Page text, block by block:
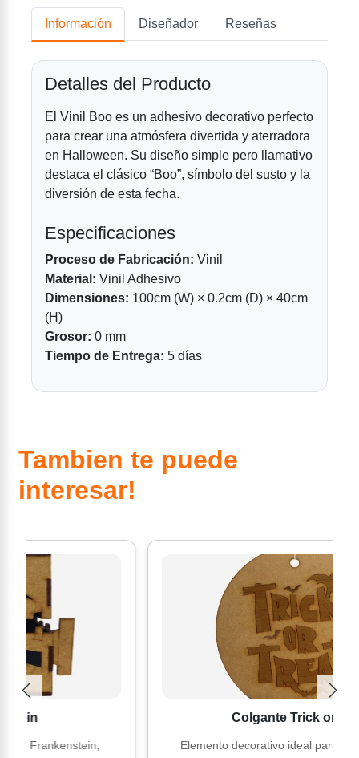
Información Diseñador Reseñas
Detalles del Producto
El Vinil Boo es un adhesivo decorativo perfecto
para crear una atmósfera divertida y aterradora
en Halloween. Su diseño simple pero llamativo
destaca el clásico “Boo”, símbolo del susto y la
diversión de esta fecha.
Especificaciones
Proceso de Fabricación: Vinil
Material: Vinil Adhesivo
Dimensiones: 100cm (W) × 0.2cm (D) × 40cm
(H)
Grosor: 0 mm
Tiempo de Entrega: 5 días
Tambien te puede
interesar!
Colgante Trick or Treat
Elemento decorativo ideal para añadir un